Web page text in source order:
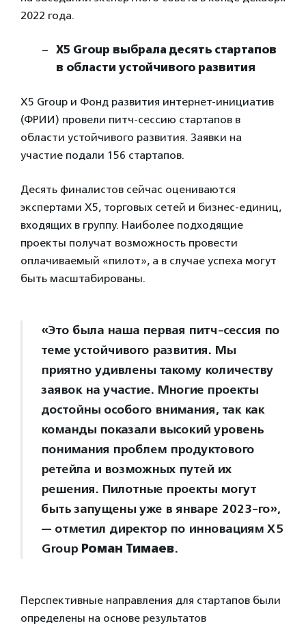
2022 года.
X5 Group выбрала десять стартапов
в области устойчивого развития
X5 Group и Фонд развития интернет-инициатив
(ФРИИ) провели питч-сессию стартапов в
области устойчивого развития. Заявки на
участие подали 156 стартапов.
Десять финалистов сейчас оцениваются
экспертами X5, торговых сетей и бизнес-единиц,
входящих в группу. Наиболее подходящие
проекты получат возможность провести
оплачиваемый «пилот», а в случае успеха могут
быть масштабированы.
«Это была наша первая питч-сессия по
теме устойчивого развития. Мы
приятно удивлены такому количеству
заявок на участие. Многие проекты
достойны особого внимания, так как
команды показали высокий уровень
понимания проблем продуктового
ретейла и возможных путей их
решения. Пилотные проекты могут
быть запущены уже в январе 2023-го»,
— отметил директор по инновациям X5
Group Роман Тимаев.
Перспективные направления для стартапов были
определены на основе результатов